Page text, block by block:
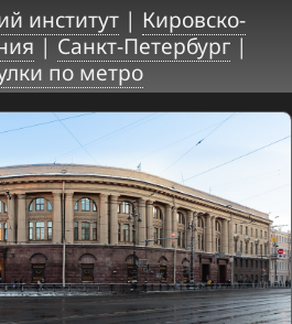
институт| Кировско-
|Санкт-Петербург|
по метро